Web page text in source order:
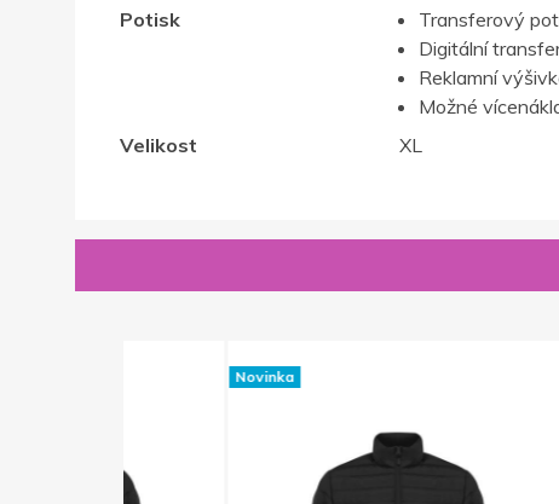
Potisk
Transferový
Digitální
Reklamní
Možné
Velikost
XL